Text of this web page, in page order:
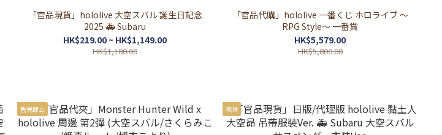
「官品現貨」hololive 大空スバル 誕生日記念
2025 🚑 Subaru
HK$219.00 ~ HK$1,149.00
HK$1,180.00
「官品代購」hololive 一番くじ ホロライブ ～
RPG Style～ 一番賞
HK$5,579.00
HK$5,800.00
售完即止 現貨